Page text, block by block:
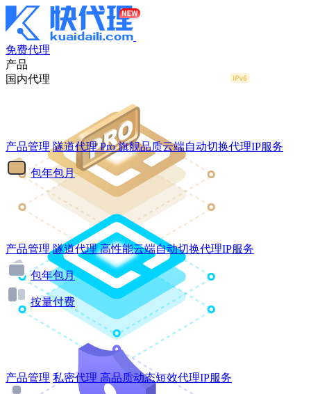
免费代理
产品
国内代理
产品管理 隧道代理Pro 旗舰品质云端自动切换代理IP服务
包年包月
产品管理 隧道代理 高性能云端自动切换代理IP服务
包年包月
按量付费
产品管理 私密代理 高品质动态短效代理IP服务